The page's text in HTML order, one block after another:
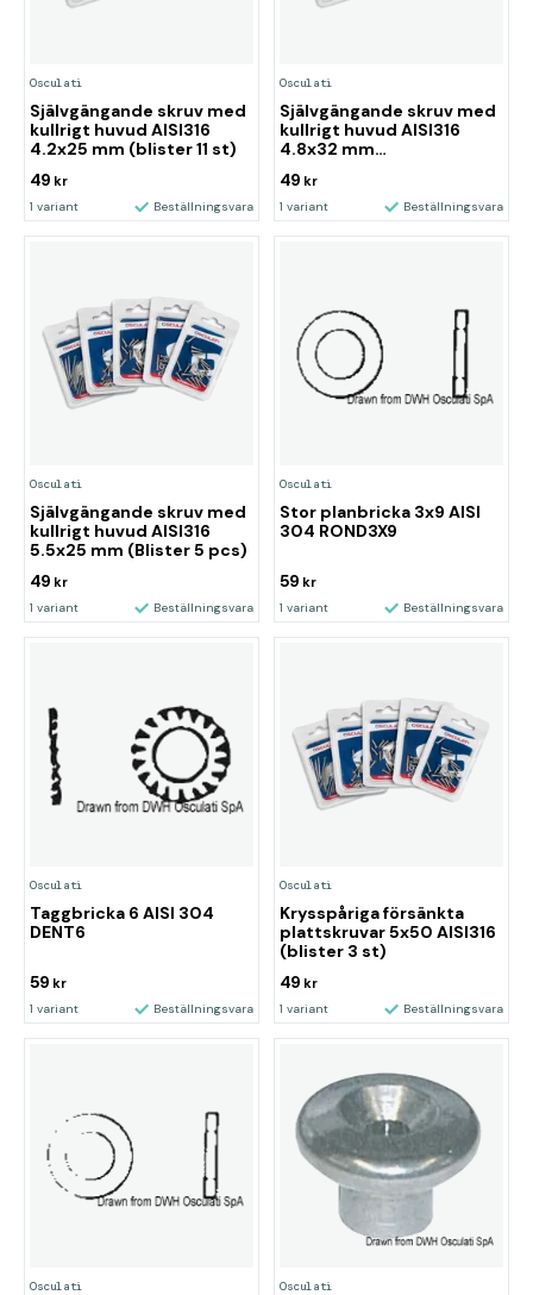
Osculati
Självgängande skruv med
kullrigt huvud AISI316
4.2x25 mm (blister 11 st)
49 kr
1 variant Beställningsvara
Osculati
Självgängande skruv med
kullrigt huvud AISI316
4.8x32 mm
49 kr
1 variant Beställningsvara
Osculati
Självgängande skruv med
kullrigt huvud AISI316
5.5x25 mm (Blister 5 pcs)
49 kr
1 variant Beställningsvara
Osculati
Stor planbricka 3x9 AISI
304 ROND3X9
59 kr
1 variant Beställningsvara
Osculati
Taggbricka 6 AISI 304
DENT6
59 kr
1 variant Beställningsvara
Osculati
Krysspåriga försänkta
plattskruvar 5x50 AISI316
(blister 3 st)
49 kr
1 variant Beställningsvara
Osculati Osculati